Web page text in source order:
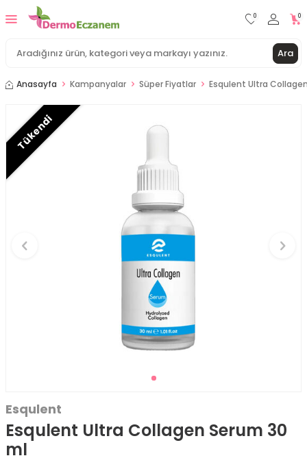
Ara
0 0
Anasayfa Kampanyalar Süper Fiyatlar Esqulent Ultra
Tükendi
Esqulent
Esqulent Ultra Collagen Serum 30
ml